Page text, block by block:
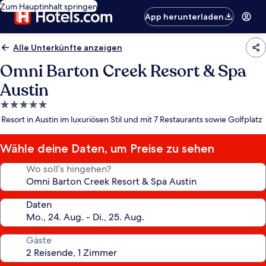
Zum Hauptinhalt springen
App herunterladen
Alle Unterkünfte anzeigen
Omni Barton Creek Resort & Spa
Austin
5.0-
Sterne-
Resort in Austin im luxuriösen Stil und mit 7 Restaurants sowie Golfplatz
Wähle deine Daten, um Preise zu sehen
Wo soll’s hingehen?
Daten
Gäste